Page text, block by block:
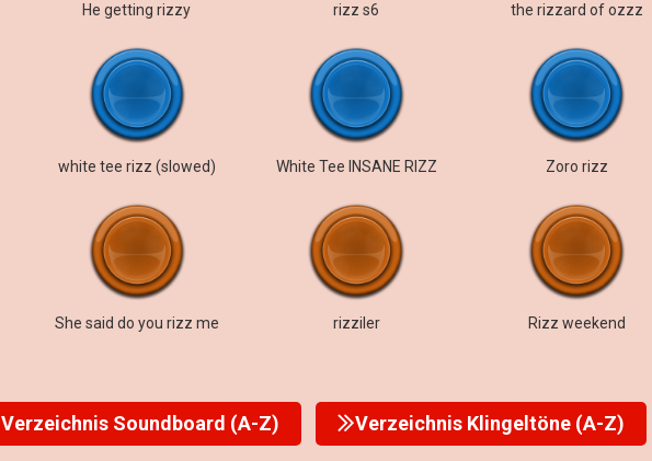
He getting rizzy rizz s6 the rizzard of ozzz
white tee rizz (slowed) White Tee INSANE RIZZ Zoro rizz
She said do you rizz me rizziler Rizz weekend
Verzeichnis Soundboard (A-Z) Verzeichnis Klingeltöne (A-Z)